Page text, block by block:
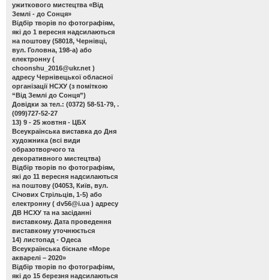
ужиткового мистецтва «Від
Землі - до Сонця»
Відбір творів по фотографіям,
які до 1 вересня надсилаються
на поштову (58018, Чернівці,
вул. Головна, 198-а) або
електронну (
choonshu_2016@ukr.net )
адресу Чернівецької обласної
організації НСХУ (з поміткою
“Від Землі до Сонця”)
Довідки за тел.: (0372) 58-51-79, .
(099)727-52-27
13) 9 - 25 жовтня - ЦБХ
Всеукраїнська виставка до Дня
художника (всі види
образотворчого та
декоративного мистецтва)
Відбір творів по фотографіям,
які до 11 вересня надсилаються
на поштову (04053, Київ, вул.
Січових Стрільців, 1-5) або
електронну ( dv56@i.ua ) адресу
ДВ НСХУ та на засіданні
виставкому. Дата проведення
виставкому уточнюється
14) листопад - Одеса
Всеукраїнська бієнале «Море
акварелі – 2020»
Відбір творів по фотографіям,
які до 15 березня надсилаються